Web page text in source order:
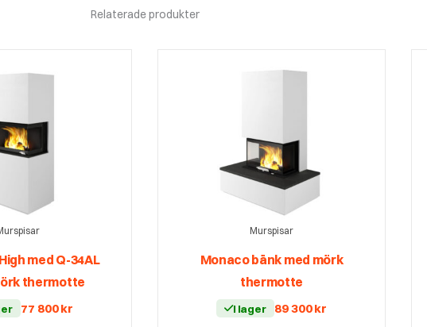
Relaterade produkter
med Q-34AL
thermotte
77 800kr
Murspisar
Monaco bänk med mörk
thermotte
I lager 89 300kr